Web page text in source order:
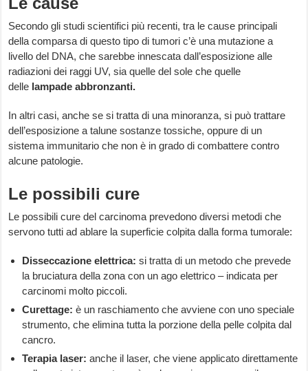
Secondo gli studi scientifici più recenti, tra le cause principali
della comparsa di questo tipo di tumori c’è una mutazione a
livello del DNA, che sarebbe innescata dall’esposizione alle
radiazioni dei raggi UV, sia quelle del sole che quelle
delle lampade abbronzanti.
In altri casi, anche se si tratta di una minoranza, si può trattare
dell’esposizione a talune sostanze tossiche, oppure di un
sistema immunitario che non è in grado di combattere contro
alcune patologie.
Le possibili cure
Le possibili cure del carcinoma prevedono diversi metodi che
servono tutti ad ablare la superficie colpita dalla forma tumorale:
Disseccazione elettrica: si tratta di un metodo che prevede
la bruciatura della zona con un ago elettrico – indicata per
carcinomi molto piccoli.
Curettage: è un raschiamento che avviene con uno speciale
strumento, che elimina tutta la porzione della pelle colpita dal
cancro.
Terapia laser: anche il laser, che viene applicato direttamente